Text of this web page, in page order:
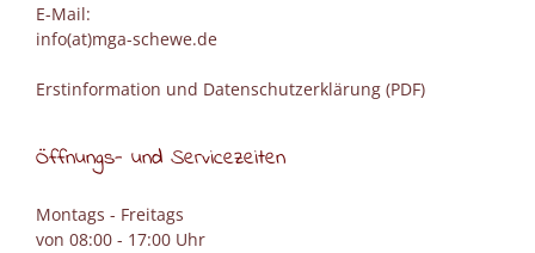
E-Mail:
info(at)mga-schewe.de
Erstinformation und Datenschutzerklärung (PDF)
Öffnungs- und Servicezeiten
Montags - Freitags
von 08:00 - 17:00 Uhr